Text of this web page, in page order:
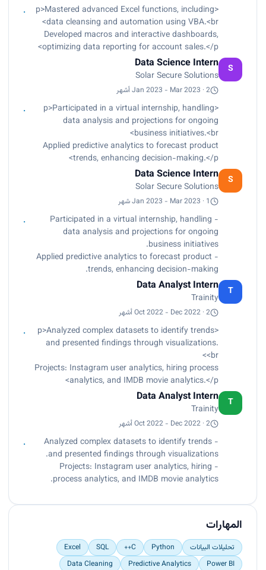
<p>Mastered advanced Excel functions, including
data cleansing and automation using VBA.<br>
Developed macros and interactive dashboards,
optimizing data reporting for account sales.</p>
S
Data Science Intern
Solar Secure Solutions
Jan 2023 - Mar 2023 · 2 أشهر
<p>Participated in a virtual internship, handling
data analysis and projections for ongoing
business initiatives.<br>
Applied predictive analytics to forecast product
trends, enhancing decision-making.</p>
S
Data Science Intern
Solar Secure Solutions
Jan 2023 - Mar 2023 · 1 شهر
- Participated in a virtual internship, handling
data analysis and projections for ongoing
business initiatives.
- Applied predictive analytics to forecast product
trends, enhancing decision-making.
T
Data Analyst Intern
Trainity
Oct 2022 - Dec 2022 · 2 أشهر
<p>Analyzed complex datasets to identify trends
and presented findings through visualizations.
<br>
Projects: Instagram user analytics, hiring process
analytics, and IMDB movie analytics.</p>
T
Data Analyst Intern
Trainity
Oct 2022 - Dec 2022 · 2 أشهر
- Analyzed complex datasets to identify trends
and presented findings through visualizations.
- Projects: Instagram user analytics, hiring
process analytics, and IMDB movie analytics.
المهارات
تحليلات البيانات Python
C++
SQL
Excel
Power BI
Predictive Analytics
Data Cleaning